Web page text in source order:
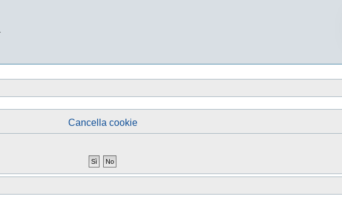
Cancella cookie